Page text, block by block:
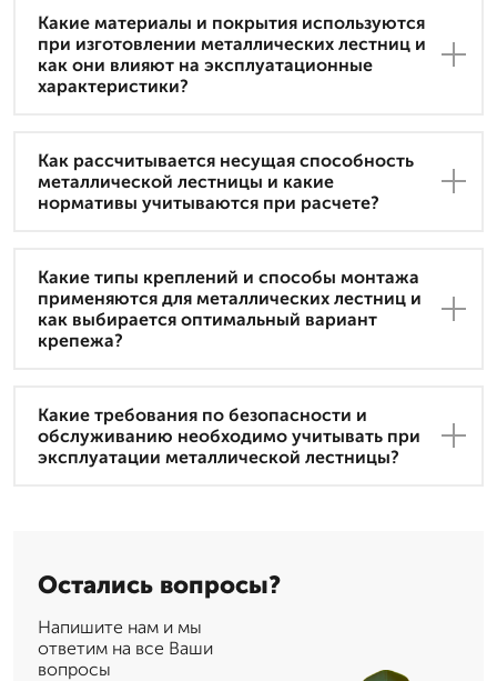
Какие материалы и покрытия используются
при изготовлении металлических лестниц и
как они влияют на эксплуатационные
характеристики?
Как рассчитывается несущая способность
металлической лестницы и какие
нормативы учитываются при расчете?
Какие типы креплений и способы монтажа
применяются для металлических лестниц и
как выбирается оптимальный вариант
крепежа?
Какие требования по безопасности и
обслуживанию необходимо учитывать при
эксплуатации металлической лестницы?
Остались вопросы?
Напишите нам и мы
ответим на все Ваши
вопросы